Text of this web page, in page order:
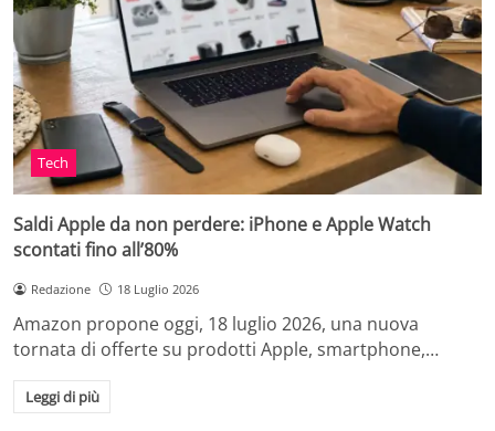
Tech
Saldi Apple da non perdere: iPhone e Apple Watch
scontati fino all’80%
Redazione 18 Luglio 2026
Amazon propone oggi, 18 luglio 2026, una nuova
tornata di offerte su prodotti Apple, smartphone,…
Leggi di più